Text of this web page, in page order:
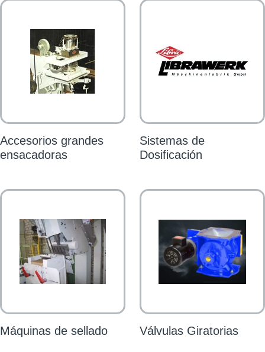
Accesorios grandes
ensacadoras
Sistemas de
Dosificación
Máquinas de sellado Válvulas Giratorias